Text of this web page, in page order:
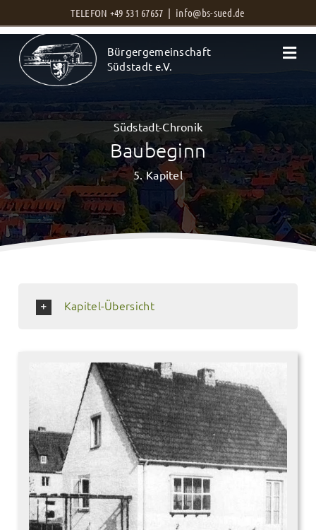
Inhalt
springen
TELEFON +49 531 67657 | info@bs-sued.de
Bürgergemeinschaft
Südstadt e.V.
Südstadt-Chronik
Baubeginn
5. Kapitel
Kapitel-Übersicht